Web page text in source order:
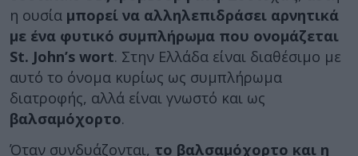
η ουσία μπορεί να αλληλεπιδράσει αρνητικά
με ένα φυτικό συμπλήρωμα που ονομάζεται
St. John’s wort. Στην Ελλάδα είναι διαθέσιμο με
αυτό το όνομα κυρίως ως συμπλήρωμα
διατροφής, αλλά είναι γνωστό και ως
βαλσαμόχορτο.
Όταν συνδυάζονται, το βαλσαμόχορτο και η